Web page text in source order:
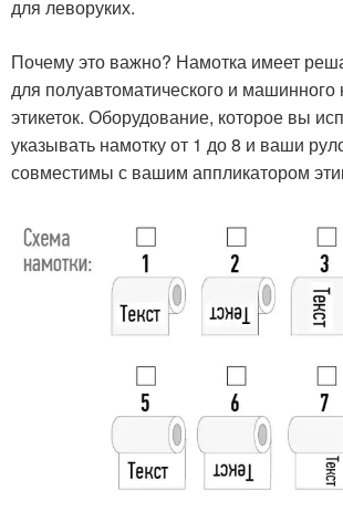
для леворуких.
Почему это важно? Намотка имеет
для полуавтоматического и машинного
этикеток. Оборудование, которое вы
указывать намотку от 1 до 8 и ваши
совместимы с вашим аппликатором